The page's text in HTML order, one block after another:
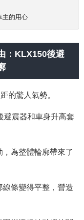
主的用心
：KLX150後避
的驚人氣勢。
避震器和車身升高套
為整體輪廓帶來了
線條變得平整，營造